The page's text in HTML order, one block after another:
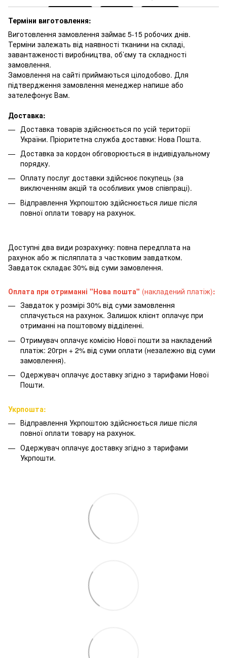
Терміни виготовлення:
Виготовлення замовлення займає 5-15 робочих днів.
Терміни залежать від наявності тканини на складі,
завантаженості виробництва, об’єму та складності
замовлення.
Замовлення на сайті приймаються цілодобово. Для
підтвердження замовлення менеджер напише або
зателефонує Вам.
Доставка:
Доставка товарів здійснюється по усій території
України. Пріоритетна служба доставки: Нова Пошта.
Доставка за кордон обговорюється в індивідуальному
порядку.
Оплату послуг доставки здійснює покупець (за
виключенням акцій та особливих умов співпраці).
Відправлення Укрпоштою здійснюється лише після
повної оплати товару на рахунок.
Доступні два види розрахунку: повна передплата на
рахунок або ж післяплата з частковим завдатком.
Завдаток складає 30% від суми замовлення.
Оплата при отриманні "Нова пошта" (накладений платіж):
Завдаток у розмірі 30% від суми замовлення
сплачується на рахунок. Залишок клієнт оплачує при
отриманні на поштовому відділенні.
Отримувач оплачує комісію Нової пошти за накладений
платіж: 20грн + 2% від суми оплати (незалежно від суми
замовлення).
Одержувач оплачує доставку згідно з тарифами Нової
Пошти.
Укрпошта:
Відправлення Укрпоштою здійснюється лише після
повної оплати товару на рахунок.
Одержувач оплачує доставку згідно з тарифами
Укрпошти.